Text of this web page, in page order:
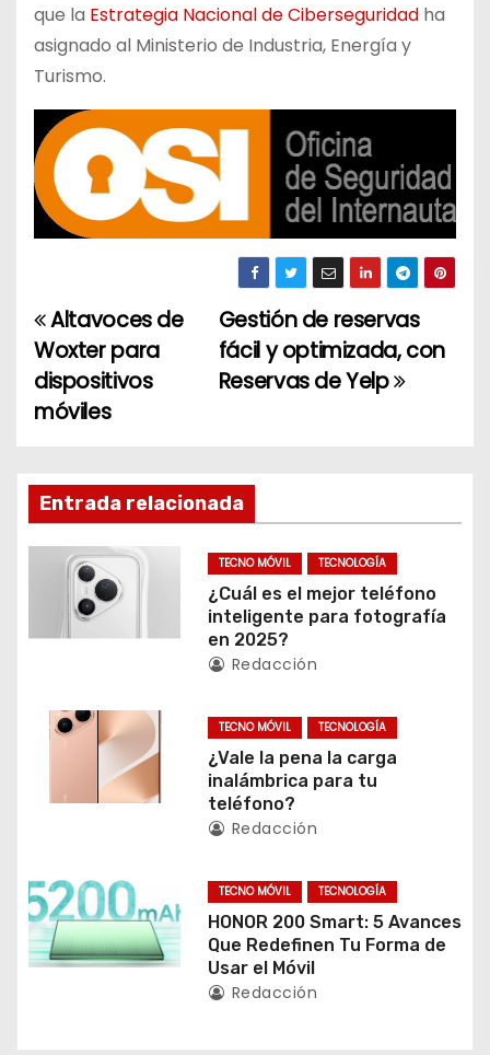
que la Estrategia Nacional de Ciberseguridad ha
asignado al Ministerio de Industria, Energía y
Turismo.
N
a
v
g
a
i
n
e
n
t
Gestión de reservas
fácil y optimizada, con
Reservas de Yelp
Altavoces de
Woxter para
dispositivos
móviles
Entrada relacionada
TECNO MÓVIL TECNOLOGÍA
¿Cuál es el mejor teléfono
inteligente para fotografía
en 2025?
Redacción
TECNO MÓVIL TECNOLOGÍA
¿Vale la pena la carga
inalámbrica para tu
teléfono?
Redacción
TECNO MÓVIL TECNOLOGÍA
HONOR 200 Smart: 5 Avances
Que Redefinen Tu Forma de
Usar el Móvil
Redacción